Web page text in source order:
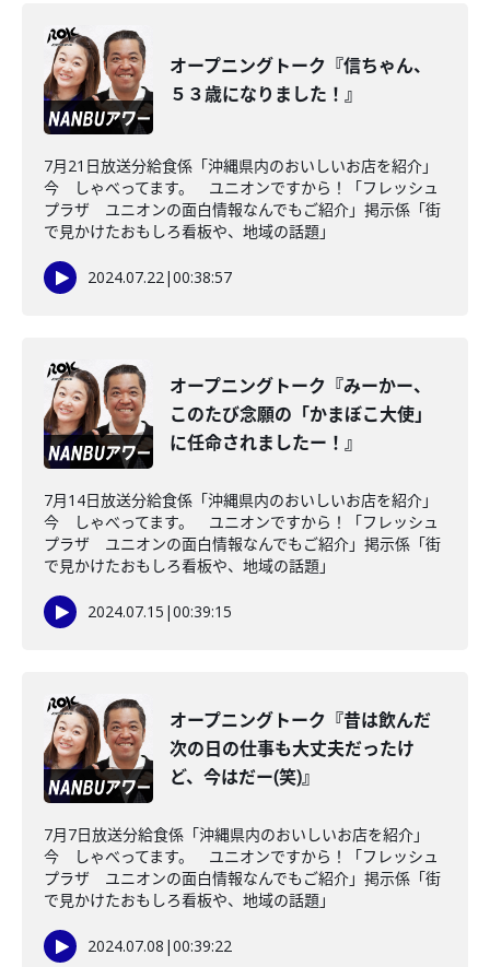
オープニングトーク『信ちゃん、
５３歳になりました！』
7月21日放送分給食係「沖縄県内のおいしいお店を紹介」
今 しゃべってます。 ユニオンですから！「フレッシュ
プラザ ユニオンの面白情報なんでもご紹介」掲示係「街
で見かけたおもしろ看板や、地域の話題」
2024.07.22|00:38:57
オープニングトーク『みーかー、
このたび念願の「かまぼこ大使」
に任命されましたー！』
7月14日放送分給食係「沖縄県内のおいしいお店を紹介」
今 しゃべってます。 ユニオンですから！「フレッシュ
プラザ ユニオンの面白情報なんでもご紹介」掲示係「街
で見かけたおもしろ看板や、地域の話題」
2024.07.15 |00:39:15
オープニングトーク『昔は飲んだ
次の日の仕事も大丈夫だったけ
ど、今はだー(笑)』
7月7日放送分給食係「沖縄県内のおいしいお店を紹介」
今 しゃべってます。 ユニオンですから！「フレッシュ
プラザ ユニオンの面白情報なんでもご紹介」掲示係「街
で見かけたおもしろ看板や、地域の話題」
2024.07.08 |00:39:22